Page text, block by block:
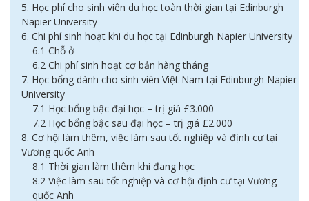
5. Học phí cho sinh viên du học toàn thời gian tại Edinburgh
Napier University
6. Chi phí sinh hoạt khi du học tại Edinburgh Napier University
6.1 Chỗ ở
6.2 Chi phí sinh hoạt cơ bản hàng tháng
7. Học bổng dành cho sinh viên Việt Nam tại Edinburgh Napier
University
7.1 Học bổng bậc đại học – trị giá £3.000
7.2 Học bổng bậc sau đại học – trị giá £2.000
8. Cơ hội làm thêm, việc làm sau tốt nghiệp và định cư tại
Vương quốc Anh
8.1 Thời gian làm thêm khi đang học
8.2 Việc làm sau tốt nghiệp và cơ hội định cư tại Vương
quốc Anh